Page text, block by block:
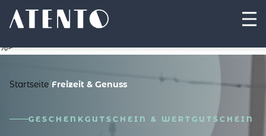
%>
Startseite/Freizeit & Genuss
GESCHENKGUTSCHEIN & WERTGUTSCHEIN